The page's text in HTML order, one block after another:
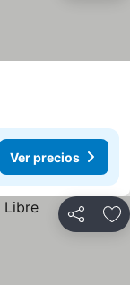
Ver precios
Compartir